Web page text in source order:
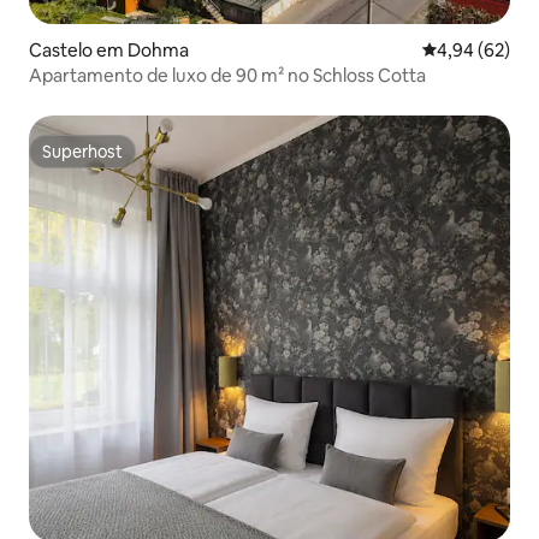
Castelo em Dohma Classificação
4,94 (62)
Apartamento de luxo de 90 m² no Schloss Cotta
Superhost
Superhost